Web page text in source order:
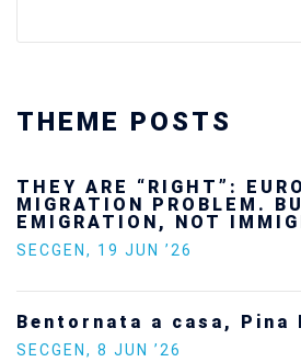
THEME POSTS
Ukraine’s youth are
future — and we will not
SECGEN,24 FEB ’26
Europe on the situation
SECGEN , 5 JAN ’26